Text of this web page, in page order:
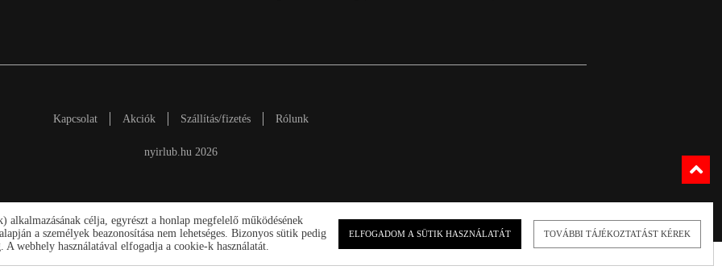
Kapcsolat Akciók Szállítás/fizetés Rólunk
nyirlub.hu 2026
célja, egyrészt a honlap megfelelő működésének
a személyek beazonosítása nem lehetséges. Bizonyos sütik pedig
webhely használatával elfogadja a cookie-k használatát.
ELFOGADOM A SÜTIK HASZNÁLATÁT TOVÁBBI TÁJÉKOZTATÁST KÉREK